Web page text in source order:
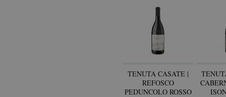
TENUTA CASATE |
REFOSCO
PEDUNCOLO ROSSO